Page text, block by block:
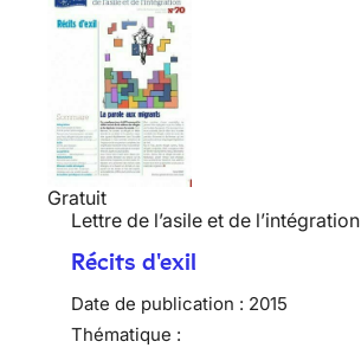
Gratuit
Lettre de l’asile et de l’intégration
Récits d'exil
Date de publication : 2015
Thématique :